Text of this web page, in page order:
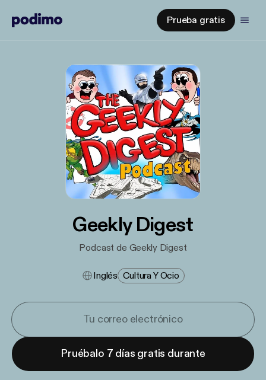
Prueba gratis
Geekly Digest
Podcast de Geekly Digest
Inglés Cultura Y Ocio
Pruébalo 7 días gratis durante